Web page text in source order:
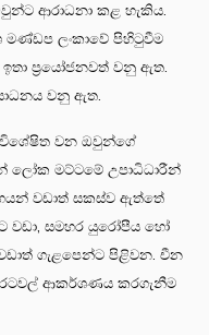
ආරාධනා කළ හැකිය.
මණ්ඩප ලංකාවේ පිහිටුවීම
ප්‍රයෝජනවත් වනු ඇත.
වනු ඇත.
විශේෂිත වන ඔවුන්ගේ
ලෝක මට්ටමේ උපාධිධාරීන්
වඩාත් සකස්ව ඇත්තේ
වඩා, සමහර යුරෝපීය හෝ
ගැළපෙන්ට පිළිවන. චීන
ආකර්ශණය කරගැනීම